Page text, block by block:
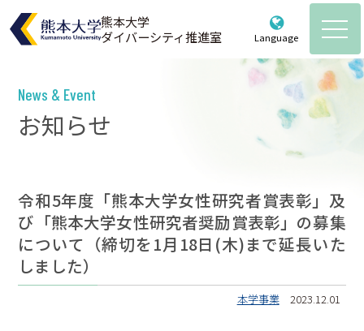
熊本大学
ダイバーシティ推進室
Language
Powered by
News & Event
お知らせ
令和5年度「熊本大学女性研究者賞表彰」及
び「熊本大学女性研究者奨励賞表彰」の募集
について（締切を1月18日(木)まで延長いた
しました）
本学事業 2023.12.01
熊本大学ダイバーシティ推進室
ホーム
推進室について
ご挨拶・メンバー紹介・体制図
これまでのあゆみ
規約等
各種取組
計画・ガイドライン
女性研究者支援
活動記録